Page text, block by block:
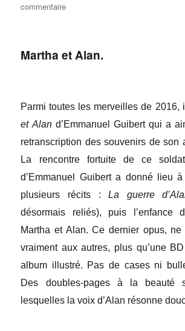
commentaire
Martha et Alan.
Parmi toutes les merveilles de 2016,
et Aland’Emmanuel Guibert qui a
retranscription des souvenirs de son
La rencontre fortuite de ce
d’Emmanuel Guibert a donné lieu
plusieurs récits :La guerre
désormais reliés), puis l’enfance
Martha et Alan. Ce dernier opus, ne
vraiment aux autres, plus qu’une
album illustré. Pas de cases ni
Des doubles-pages à la beauté
lesquelles la voix d’Alan résonne